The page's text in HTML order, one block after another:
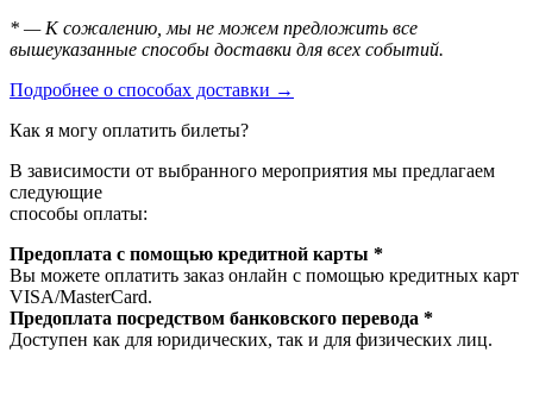
* — К сожалению, мы не можем предложить все
вышеуказанные способы доставки для всех событий.
Подробнее о способах доставки →
Как я могу оплатить билеты?
В зависимости от выбранного мероприятия мы предлагаем
следующие
способы оплаты:
Предоплата с помощью кредитной карты *
Вы можете оплатить заказ онлайн с помощью кредитных карт
VISA/MasterСard.
Предоплата посредством банковского перевода *
Доступен как для юридических, так и для физических лиц.